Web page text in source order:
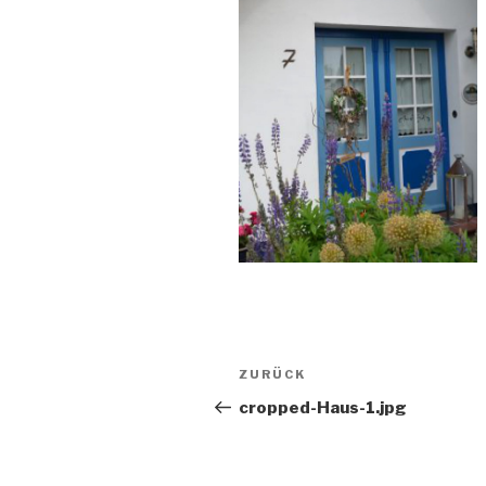
Beitragsnavigation
Vorheriger
Beitrag
ZURÜCK
cropped-Haus-1.jpg